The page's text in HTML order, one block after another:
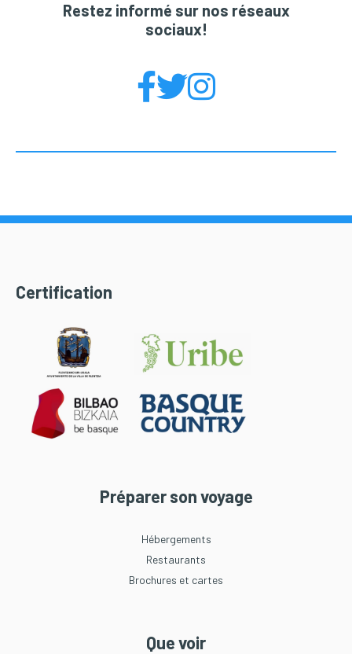
Restez informé sur nos réseaux
sociaux!
Certification
Préparer son voyage
Hébergements
Restaurants
Brochures et cartes
Que voir